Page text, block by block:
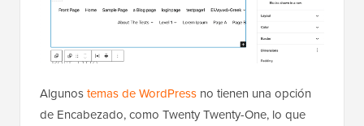
Algunostemas de WordPress no tienen una opción
de Encabezado, como Twenty Twenty-One, lo que